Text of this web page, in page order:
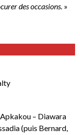
des occasions. »
– Diawara
(puis Bernard,